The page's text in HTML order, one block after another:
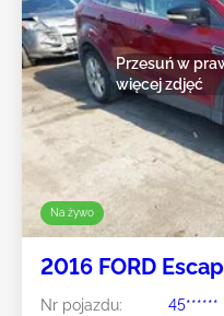
Na żywo
Przesuń w
więcej zdjęć
2016 FORD
Nr pojazdu:
45******